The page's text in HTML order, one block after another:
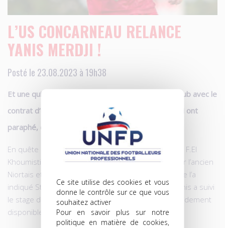
Ce site utilise des cookies et vous
donne le contrôle sur ce que vous
souhaitez activer
Pour en savoir plus sur notre
politique en matière de cookies,
L’US CONCARNEAU RELANCE
YANIS MERDJI !
Posté le 23.08.2023 à 19h38
Et une quinzième signature pour l’UNFP Football Club avec le
contrat d’un an que l’US Concarneau et Yanis Merdji ont
paraphé, ce mercredi.
En quête d’un attaquant axial depuis la blessure de F.El
Khoumisti, le club breton a donc jeté son dévolu sur l’ancien
Niortais et Auxerrois d’autant plus aisément, comme l’a
indiqué Stéphane Le Mignan, l’entraîneur, que » Yanis a suivi
le stage de l’UNFP ce qui va lui permettre d’être rapidement
disponible. »